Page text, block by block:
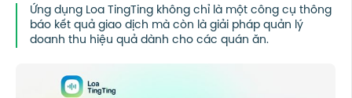
Ứng dụng Loa TingTing không chỉ là một công cụ thông
báo kết quả giao dịch mà còn là giải pháp quản lý
doanh thu hiệu quả dành cho các quán ăn.